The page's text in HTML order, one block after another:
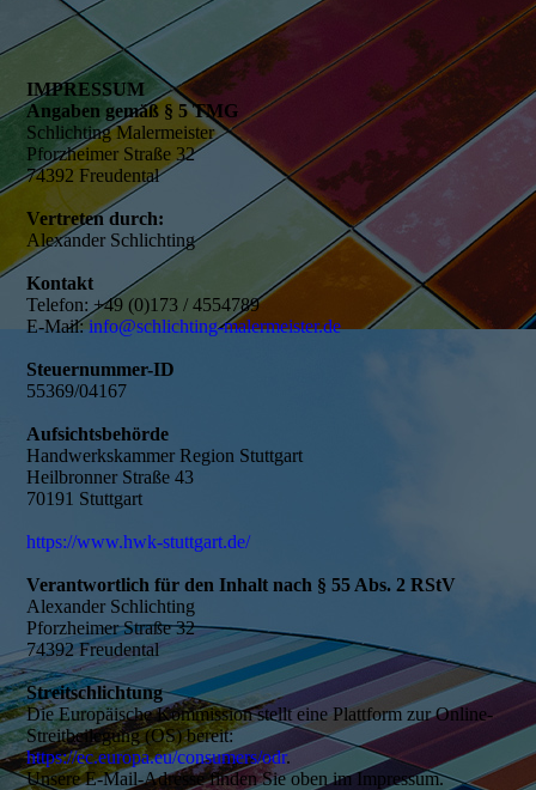
IMPRESSUM
Angaben gemäß § 5 TMG
Schlichting Malermeister
Pforzheimer Straße 32
74392 Freudental
Vertreten durch:
Alexander Schlichting
Kontakt
Telefon: +49 (0)173 / 4554789
E-Mail:info@schlichting-malermeister.de
Steuernummer-ID
55369/04167
Aufsichtsbehörde
Handwerkskammer Region Stuttgart
Heilbronner Straße 43
70191 Stuttgart
https://www.hwk-stuttgart.de/
Verantwortlich für den Inhalt nach § 55 Abs. 2 RStV
Alexander Schlichting
Pforzheimer Straße 32
74392 Freudental
Streitschlichtung
Die Europäische Kommission stellt eine Plattform zur Online-
Streitbeilegung (OS) bereit:
https://ec.europa.eu/consumers/odr.
Unsere E-Mail-Adresse finden Sie oben im Impressum.